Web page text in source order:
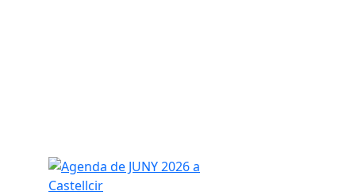
Agenda de JUNY 2026 a Castellcir